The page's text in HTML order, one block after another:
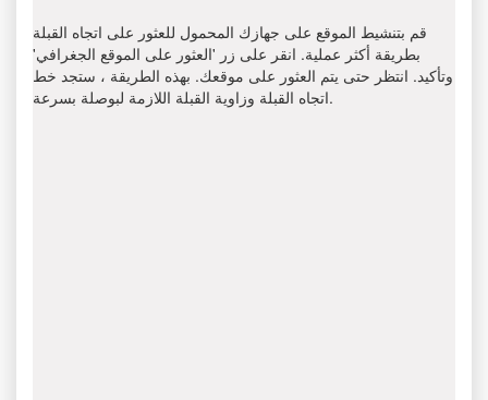
قم بتنشيط الموقع على جهازك المحمول للعثور على اتجاه القبلة
بطريقة أكثر عملية. انقر على زر 'العثور على الموقع الجغرافي'
وتأكيد. انتظر حتى يتم العثور على موقعك. بهذه الطريقة ، ستجد خط
اتجاه القبلة وزاوية القبلة اللازمة لبوصلة بسرعة.